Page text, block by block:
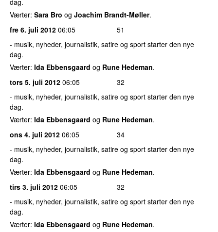
dag.
Værter: Sara Bro og Joachim Brandt-Møller.
fre 6. juli 2012 06:05
51
- musik, nyheder, journalistik, satire og sport starter den nye
dag.
Værter: Ida Ebbensgaard og Rune Hedeman.
tors 5. juli 2012 06:05
32
- musik, nyheder, journalistik, satire og sport starter den nye
dag.
Værter: Ida Ebbensgaard og Rune Hedeman.
ons 4. juli 2012 06:05
34
- musik, nyheder, journalistik, satire og sport starter den nye
dag.
Værter: Ida Ebbensgaard og Rune Hedeman.
tirs 3. juli 2012 06:05
32
- musik, nyheder, journalistik, satire og sport starter den nye
dag.
Værter: Ida Ebbensgaard og Rune Hedeman.